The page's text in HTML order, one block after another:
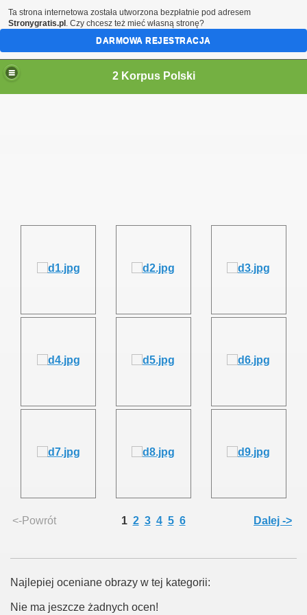
2 Korpus Polski
<-Powrót 1 2 3 4 5 6 Dalej ->
Najlepiej oceniane obrazy w tej kategorii:
Nie ma jeszcze żadnych ocen!
Ta strona internetowa została utworzona bezpłatnie pod adresem
Stronygratis.pl . Czy chcesz też mieć własną stronę?
DARMOWA REJESTRACJA